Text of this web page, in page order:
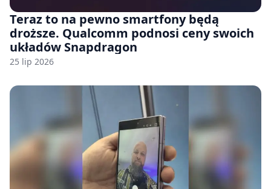
Teraz to na pewno smartfony będą
droższe. Qualcomm podnosi ceny swoich
układów Snapdragon
25 lip 2026